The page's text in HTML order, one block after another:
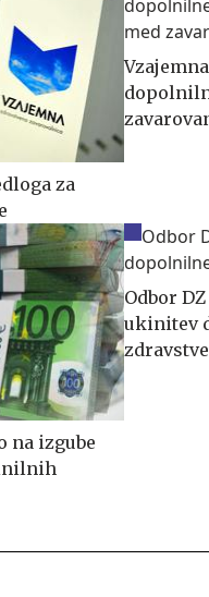
za
na izgube
Odbor
ukinitev